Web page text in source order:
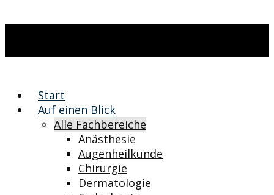
Start
Auf einen Blick
Alle Fachbereiche
Anästhesie
Augenheilkunde
Chirurgie
Dermatologie